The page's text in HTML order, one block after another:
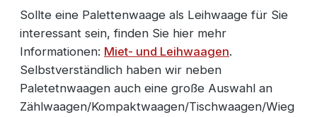
Sollte eine Palettenwaage als Leihwaage für Sie
interessant sein, finden Sie hier mehr
Informationen: Miet- und Leihwaagen.
Selbstverständlich haben wir neben
Paletetnwaagen auch eine große Auswahl an
Zählwaagen/Kompaktwaagen/Tischwaagen/Wieg